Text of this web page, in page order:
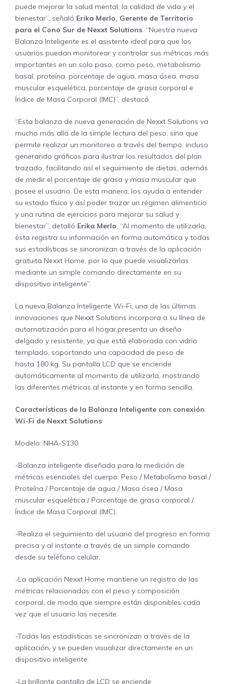
puede mejorar la salud mental, la calidad de vida y el
bienestar”, señaló Erika Merlo, Gerente de Territorio
para el Cono Sur de Nexxt Solutions. “Nuestra nueva
Balanza Inteligente es el asistente ideal para que los
usuarios puedan monitorear y controlar sus métricas más
importantes en un solo paso, como peso, metabolismo
basal, proteína. porcentaje de agua, masa ósea, masa
muscular esquelética, porcentaje de grasa corporal e
Índice de Masa Corporal (IMC)”, destacó.
“Esta balanza de nueva generación de Nexxt Solutions va
mucho más allá de la simple lectura del peso, sino que
permite realizar un monitoreo a través del tiempo, incluso
generando gráficos para ilustrar los resultados del plan
trazado, facilitando así el seguimiento de dietas, además
de medir el porcentaje de grasa y masa muscular que
posee el usuario. De esta manera, los ayuda a entender
su estado físico y así poder trazar un régimen alimenticio
y una rutina de ejercicios para mejorar su salud y
bienestar”, detalló Erika Merlo. “Al momento de utilizarla,
ésta registra su información en forma automática y todas
sus estadísticas se sincronizan a través de la aplicación
gratuita Nexxt Home, por lo que puede visualizarlas
mediante un simple comando directamente en su
dispositivo inteligente”.
La nueva Balanza Inteligente Wi-Fi, una de las últimas
innovaciones que Nexxt Solutions incorpora a su línea de
automatización para el hogar,presenta un diseño
delgado y resistente, ya que está elaborada con vidrio
templado, soportando una capacidad de peso de
hasta 180 kg. Su pantalla LCD que se enciende
automáticamente al momento de utilizarla, mostrando
las diferentes métricas al instante y en forma sencilla.
Características de la Balanza Inteligente con conexión
Wi-Fi de Nexxt Solutions
Modelo: NHA-S130
-Balanza inteligente diseñada para la medición de
métricas esenciales del cuerpo: Peso / Metabolismo basal /
Proteína / Porcentaje de agua / Masa ósea / Masa
muscular esquelética / Porcentaje de grasa corporal /
Índice de Masa Corporal (IMC).
-Realiza el seguimiento del usuario del progreso en forma
precisa y al instante a través de un simple comando
desde su teléfono celular.
-La aplicación Nexxt Home mantiene un registro de las
métricas relacionadas con el peso y composición
corporal, de modo que siempre están disponibles cada
vez que el usuario las necesite.
-Todas las estadísticas se sincronizan a través de la
aplicación, y se pueden visualizar directamente en un
dispositivo inteligente.
-La brillante pantalla de LCD se enciende